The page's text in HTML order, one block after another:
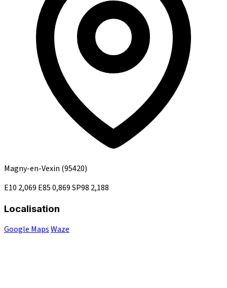
Magny-en-Vexin (95420)
E10 2,069 E850,869SP98 2,188
Localisation
Google MapsWaze